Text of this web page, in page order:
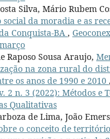
Silva, Mário Rubem
social da moradia e as
Conquista-BA ,
Raposo Sousa Araujo,
na zona rural do
os anos de 1990 e 2010 ,
2 n. 3 (2022): Métodos e
Qualitativas
de Lima, João
o conceito de